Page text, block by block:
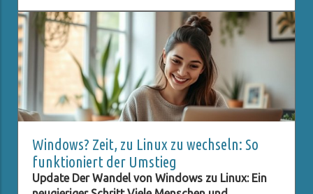
WhatsApp erst nach dreijähriger Wartezeit auf
Android Auto verfügbar wird. Diese Verzögerung
stellt nicht nur technische Herausforderungen
dar, sondern wirft auch Fragen nach der
Bedeutung von Benutzerfreundlichkeit und
Datenschutz auf. Immer mehr Menschen sind auf
digitale Kommunikation angewiesen, und eine
reibungslos funktionierende App ist
entscheidend für den Alltag vieler Nutzer. Diese
Situation zeigt deutlich, dass auch große
Unternehmen wie Meta, die WhatsApp betreibt,
nicht immer schnell genug auf die Bedürfnisse
Windows? Zeit, zu Linux zu wechseln: So
funktioniert der Umstieg
Update Der Wandel von Windows zu Linux: Ein